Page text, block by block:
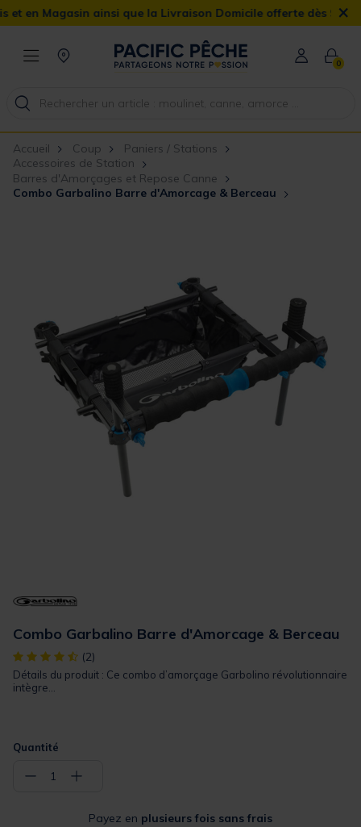
ainsi que la Livraison Domicile offerte dès 90€ ×
0
Accueil Coup
Paniers / Stations
Accessoires de Station
Barres d'Amorçages et Repose Canne
Combo Garbalino Barre d'Amorcage & Berceau
Combo Garbalino Barre d'Amorcage & Berceau
[object Object] out of 5 Customer Rating
(2)
Détails du produit : Ce combo d’amorçage Garbolino révolutionnaire
intègre...
Quantité
− 1 +
Payez en plusieurs fois sans frais